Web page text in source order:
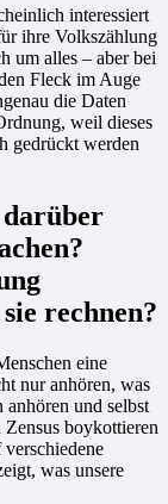
interessiert
ihre Volkszählung
um alles – aber bei
Fleck im Auge
die Daten
weil dieses
gedrückt werden
darüber
rechnen?
eine
nur anhören, was
anhören und selbst
Zensus boykottieren
verschiedene
was unsere